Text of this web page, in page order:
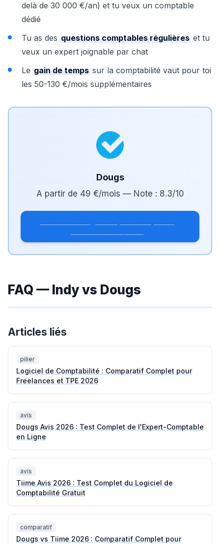
delà de 30 000 €/an) et tu veux un comptable
dédié
Tu as des questions comptables régulières et tu
veux un expert joignable par chat
Le gain de temps sur la comptabilité vaut pour toi
les 50-130 €/mois supplémentaires
Dougs
A partir de 49 €/mois — Note : 8.3/10
FAQ — Indy vs Dougs
Articles liés
pilier
Logiciel de Comptabilité : Comparatif Complet pour
Freelances et TPE 2026
avis
Dougs Avis 2026 : Test Complet de l'Expert-Comptable
en Ligne
avis
Tiime Avis 2026 : Test Complet du Logiciel de
Comptabilité Gratuit
comparatif
Dougs vs Tiime 2026 : Comparatif Complet pour